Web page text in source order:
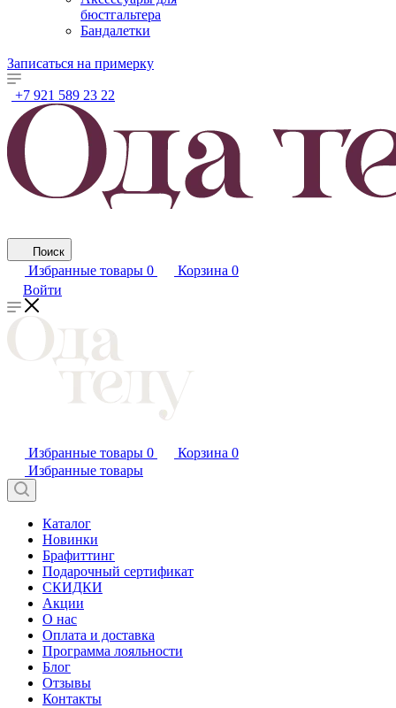
бюстгальтера
Бандалетки
Записаться на примерку
+7 921 589 23 22
Поиск
Избранные товары 0 Корзина 0
Войти
Избранные товары 0 Корзина 0
Избранные товары
Каталог
Новинки
Брафиттинг
Подарочный сертификат
СКИДКИ
Акции
О нас
Оплата и доставка
Программа лояльности
Блог
Отзывы
Контакты